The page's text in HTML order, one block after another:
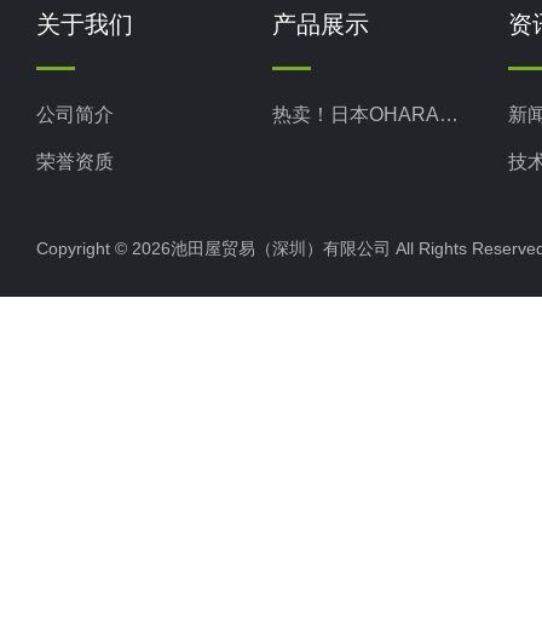
关于我们
公司简介
荣誉资质
产品展示
热卖！日本OHARA小原株式
资
新
技
Copyright © 2026池田屋贸易（深圳）有限公司 All Rights